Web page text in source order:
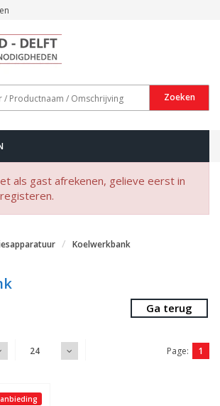
Zoeken
als gast afrekenen, gelieve eerst in
Koelwerkbank
Ga terug
24 Page: 1